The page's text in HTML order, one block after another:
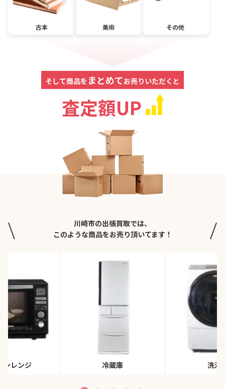
古本 美術 その他
そして商品を まとめてお売りいただくと
査定額UP
川崎市の出張買取では、
このような商品をお売り頂いてます！
ンレンジ 冷蔵庫 洗濯